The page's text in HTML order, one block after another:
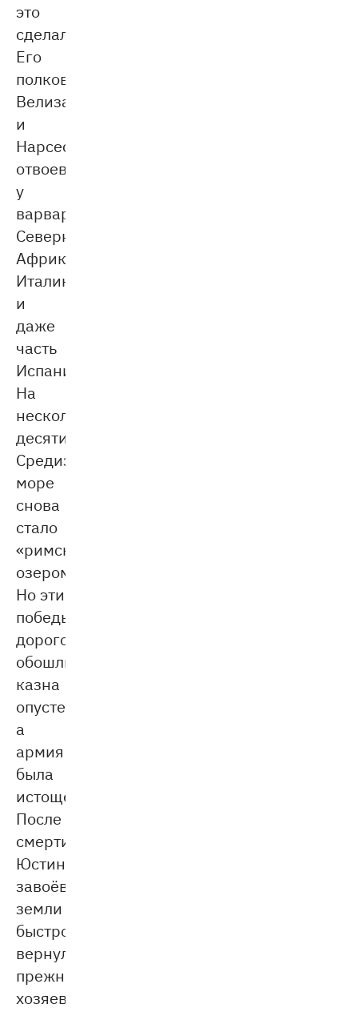
это
сделал!
Его
полководцы
Велизарий
и
Нарсес
отвоевали
у
варваров
Северную
Африку,
Италию
и
даже
часть
Испании.
На
несколько
десятилетий
Средиземное
море
снова
стало
«римским
озером».
Но эти
победы
дорого
обошлись:
казна
опустела,
а
армия
была
истощена.
После
смерти
Юстиниана
завоёванные
земли
быстро
вернули
прежние
хозяева.